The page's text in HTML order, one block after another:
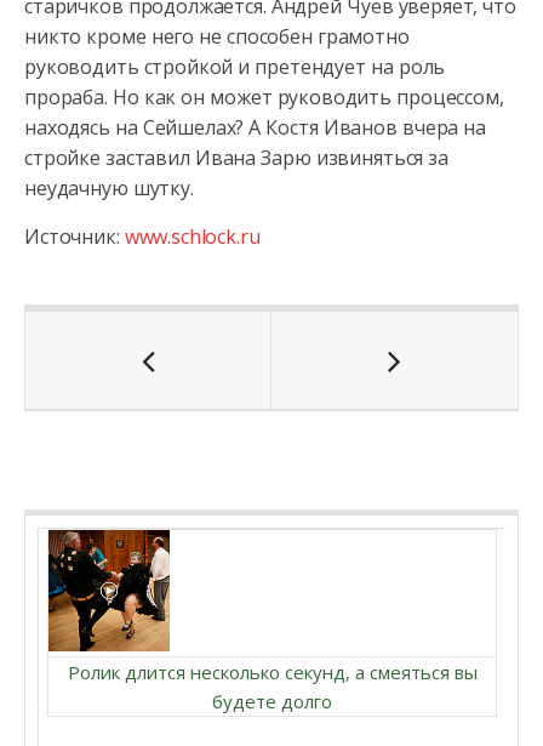
старичков продолжается. Андрей Чуев уверяет, что
никто кроме него не способен грамотно
руководить стройкой и претендует на роль
прораба. Но как он может руководить процессом,
находясь на Сейшелах? А Костя Иванов вчера на
стройке заставил Ивана Зарю извиняться за
неудачную шутку.
Источник: www.schlock.ru
Ролик длится несколько секунд, а смеяться вы
будете долго